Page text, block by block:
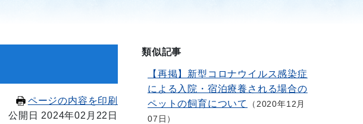
ページの内容を印刷
公開日 2024年02月22日
類似記事
【再掲】新型コロナウイルス感染症
による入院・宿泊療養される場合の
ペットの飼育について
2020年12月
07日